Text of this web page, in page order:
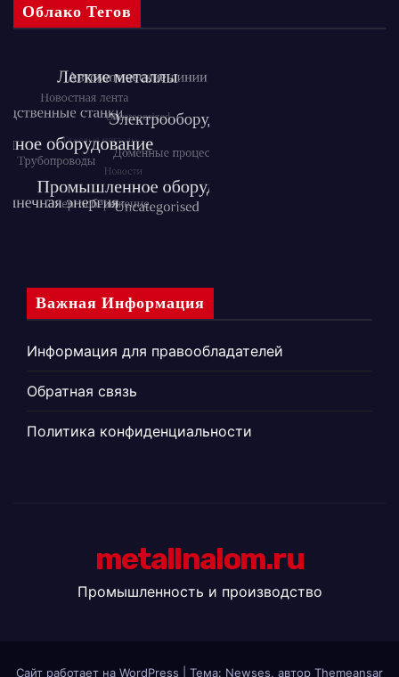
Облако Тегов
Важная Информация
Информация для правообладателей
Обратная связь
Политика конфиденциальности
metallnalom.ru
Промышленность и производство
Сайт работает на WordPress Тема: Newses, автор Themeansar